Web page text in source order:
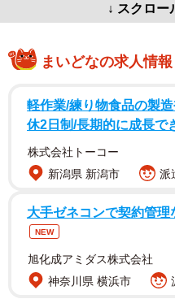
↓ スクロー
まいどなの求人情報
軽作業/練り物食品の製
休2日制/長期的に成長で
株式会社トーコー
新潟県 新潟市
派
大手ゼネコンで契約管
NEW
旭化成アミダス株式会社
神奈川県 横浜市